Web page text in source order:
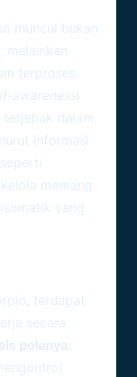
muncul bukan
melainkan
terproses.
awareness)
terjebak dalam
informasi
memang
yang
terdapat
secara
polanya: